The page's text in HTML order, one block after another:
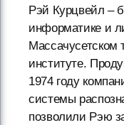
Рэй Курцвейл –
информатике и
Массачусетском
институте.
1974 году
системы
позволили Рэю